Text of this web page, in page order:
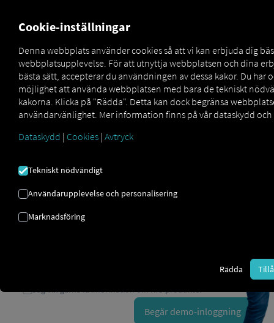
TA EN TITT IN I
FRAMTIDEN
Helt problemfritt med vår demoåtkomst:
demoförare,
Cookie-inställningar
Denna webbplats använder cookies så att vi kan erbjuda dig
webbplatsupplevelse. För att utnyttja webbplatsen och dina
bästa sätt, accepterar du användningen av dessa kakor. Du har
möjlighet att använda webbplatsen med bara de tekniskt
kakorna. Klicka på "Rädda". Detta kan dock begränsa
användarvänlighet. Mer information finns på vår dataskydd och
Dataskydd | Cookies | Avtryck
Tekniskt nödvändigt
Användarupplevelse och personalisering
Marknadsföring
Rädda